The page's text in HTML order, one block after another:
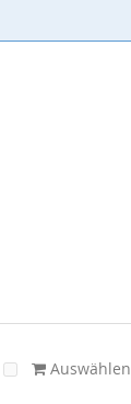
Auswählen